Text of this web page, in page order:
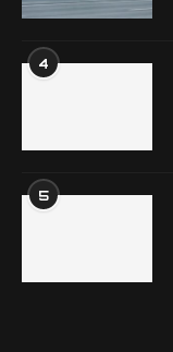
4
5